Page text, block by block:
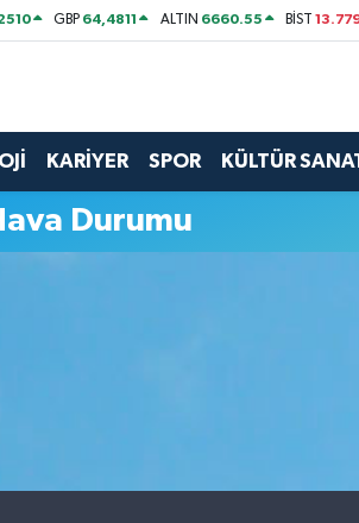
GBP 64,4811 ALTIN 6660.55 BİST
KARİYER SPOR KÜLTÜR
Durumu